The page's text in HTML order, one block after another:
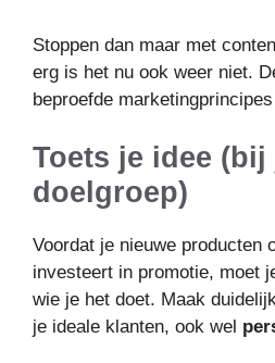
Stoppen dan maar met
erg is het nu ook weer niet.
beproefde
Toets je idee (bij
doelgroep)
Voordat je nieuwe producten
investeert in promotie, moet
wie je het doet. Maak
je ideale klanten, ook wel